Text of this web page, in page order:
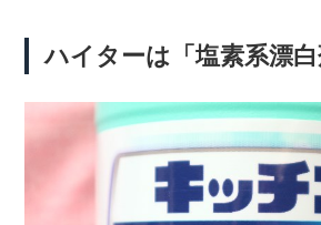
ハイターは「塩素系漂白